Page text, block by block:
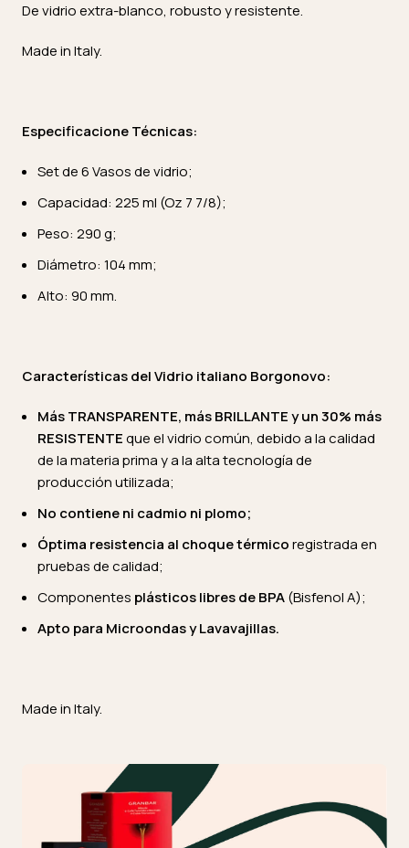
De vidrio extra-blanco, robusto y resistente.
Made in Italy.
Especificacione Técnicas:
Set de 6 Vasos de vidrio;
Capacidad: 225 ml (Oz 7 7/8);
Peso: 290 g;
Diámetro: 104 mm;
Alto: 90 mm.
Características del Vidrio italiano Borgonovo:
Más TRANSPARENTE, más BRILLANTE y un 30% más
RESISTENTEque el vidrio común, debido a la calidad
de la materia prima y a la alta tecnología de
producción utilizada;
No contiene ni cadmio ni plomo;
Óptima resistencia al choque térmicoregistrada en
pruebas de calidad;
Componentes plásticoslibres de BPA(Bisfenol A);
Apto para Microondas y Lavavajillas.
Made in Italy.